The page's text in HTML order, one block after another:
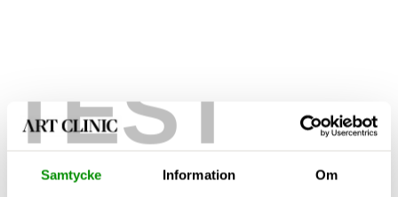
TEST
Samtycke Information Om